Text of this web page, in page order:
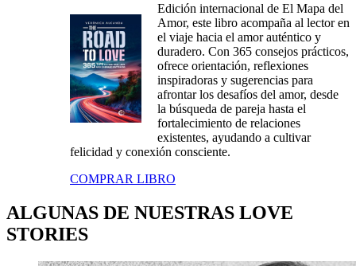
Edición internacional de El Mapa del
Amor, este libro acompaña al lector en
el viaje hacia el amor auténtico y
duradero. Con 365 consejos prácticos,
ofrece orientación, reflexiones
inspiradoras y sugerencias para
afrontar los desafíos del amor, desde
la búsqueda de pareja hasta el
fortalecimiento de relaciones
existentes, ayudando a cultivar
felicidad y conexión consciente.
COMPRAR LIBRO
ALGUNAS DE NUESTRAS LOVE
STORIES